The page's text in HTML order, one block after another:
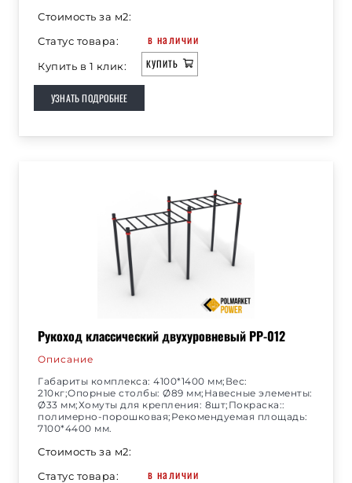
Стоимость за м2:
Статус товара:
в наличии
Купить в 1 клик: КУПИТЬ
УЗНАТЬ ПОДРОБНЕЕ
Рукоход классический двухуровневый РР-012
Описание
Габариты комплекса: 4100*1400 мм;Вес:
210кг;Опорные столбы: Ø89 мм;Навесные элементы:
Ø33 мм;Хомуты для крепления: 8шт;Покраска::
полимерно-порошковая;Рекомендуемая площадь:
7100*4400 мм.
Стоимость за м2:
Статус товара:
в наличии